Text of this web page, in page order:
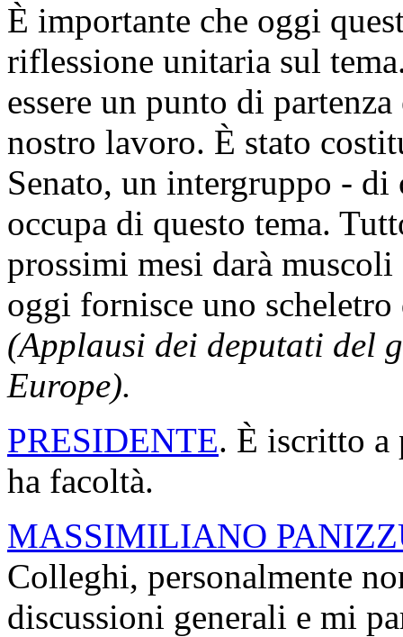
È importante che oggi
riflessione unitaria sul
essere un punto di
nostro lavoro. È stato
Senato, un intergruppo -
occupa di questo tema.
prossimi mesi darà muscoli
oggi fornisce uno
(Applausi dei deputati del
Europe).
PRESIDENTE. È iscritto a
ha facoltà.
MASSIMILIANO
Colleghi, personalmente
discussioni generali e mi